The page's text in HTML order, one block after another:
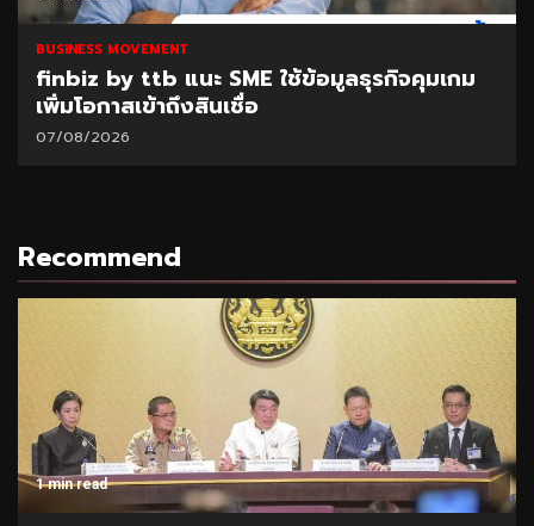
BUSINESS MOVEMENT
SAM เปิดโอกาสแก้หนี้เสียต่ำแสน ผ่านโครงการ
“ปิดหนี้ไว ไปต่อได้” ที่ศาลแพ่งตลิ่งชัน 8-9
ส.ค.69
Recommend
1 min read